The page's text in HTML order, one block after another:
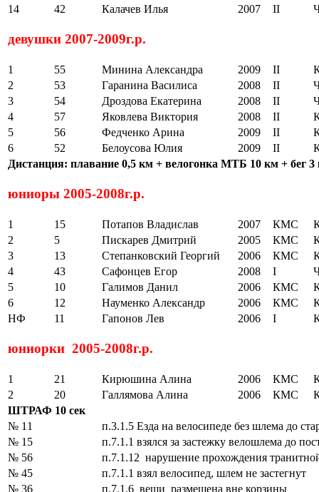
14
42 Калачев Илья 2007 II
девушки 2007-2009г.р.
1 55 Минина Александра 2009 II
2
53 Гаранина Василиса 2008 II
3
54 Дроздова Екатерина 2008 II
4
57 Яковлева Виктория 2008 II
5
56 Федченко Арина 2009 II
6
52 Белоусова Юлия 2009 II
Дистанция: плавание 0,5 км + велогонка МТБ 10 км + бег 3
юниоры 2005-2008г.р.
1 15 Потапов Владислав 2007 КМС
2
5 Пискарев Дмитрий 2005 КМС
3
13 Степанковский Георгий 2006 КМС
4
43 Сафонцев Егор 2008 I
5
10 Галимов Данил 2006 КМС
6
12 Науменко Александр 2006 КМС
НФ
11 Гапонов Лев 2006 I
юниорки 2005-2008г.р.
1 21 Кирюшина Алина 2006 КМС
2
20 Галлямова Алина 2006 КМС
ШТРАФ 10 сек
№ 11
п.3.1.5 Езда на велосипеде без шлема до
№ 15
п.7.1.1 взялся за застежку велошлема до
№ 56
п.7.1.12 нарушение прохождения
№ 45
п.7.1.1 взял велосипед, шлем не застегнут
№ 36
п.7.1.6 вещи размещена вне корзины